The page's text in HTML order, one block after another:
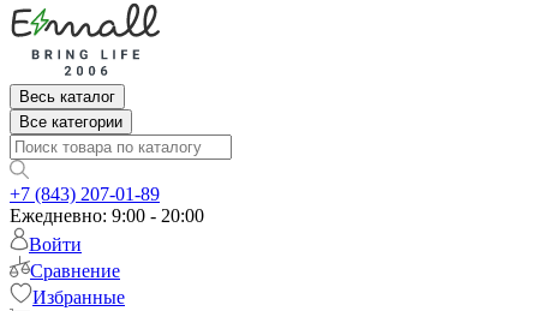
Весь каталог
Все категории
+7 (843) 207-01-89
Ежедневно: 9:00 - 20:00
Войти
Сравнение
Избранные